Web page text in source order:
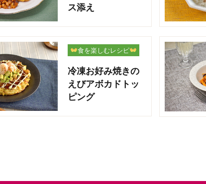
ス添え
食を楽しむレシピ
冷凍お好み焼きの
えびアボカドトッ
ピング